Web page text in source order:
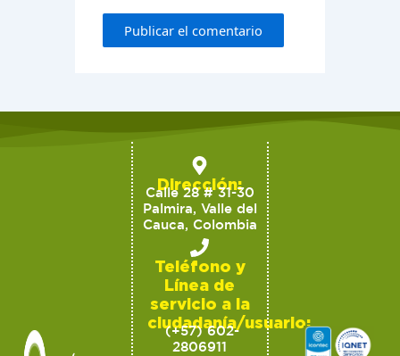
Dirección:
Calle 28 # 31-30
Palmira, Valle del
Cauca, Colombia
Teléfono y
Línea de
servicio a la
ciudadanía/usuario:
(+57) 602-
2806911